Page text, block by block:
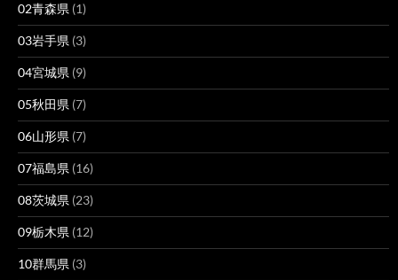
02青森県 (1)
03岩手県 (3)
04宮城県 (9)
05秋田県 (7)
06山形県 (7)
07福島県 (16)
08茨城県 (23)
09栃木県 (12)
10群馬県 (3)